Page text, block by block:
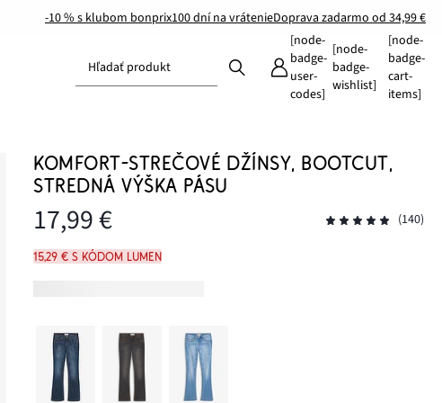
-10 % s klubom bonprix100 dní na vrátenieDoprava zadarmo od 34,99 €
Hľadať produkt
[node-
badge-
user-
codes]
[node-
badge-
wishlist]
[node-
badge-
cart-
items]
KOMFORT-STREČOVÉ DŽÍNSY, BOOTCUT,
STREDNÁ VÝŠKA PÁSU
17,99 € (140)
15,29 € s kódom LUMEN